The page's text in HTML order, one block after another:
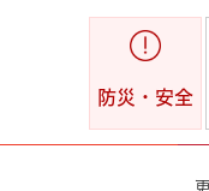
防災・安全